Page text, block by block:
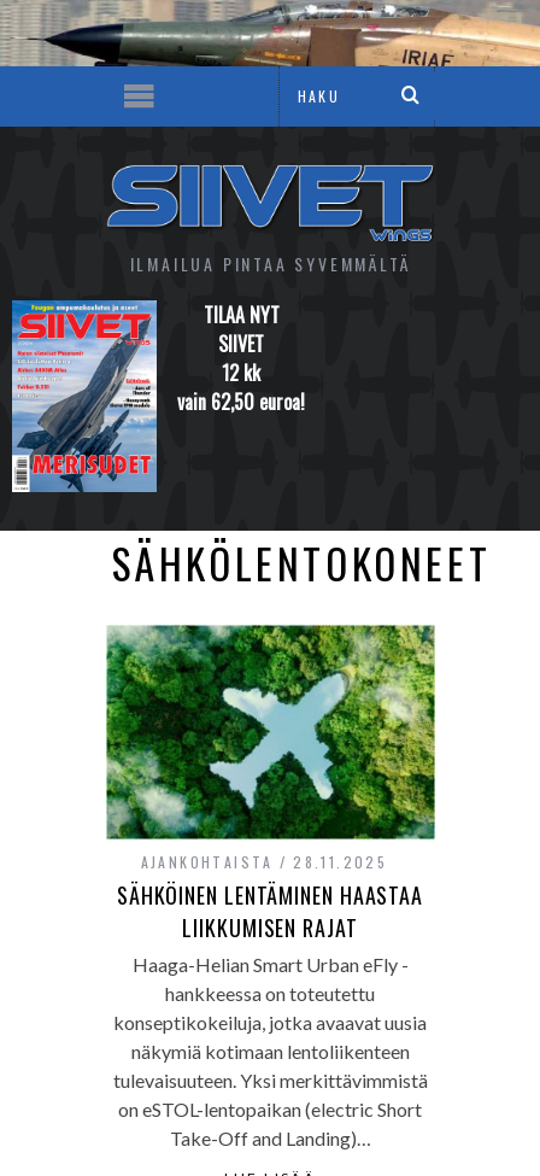
ILMAILUA PINTAA SYVEMMÄLTÄ
TILAA NYT
SIIVET
12 kk
vain 62,50 euroa!
SÄHKÖLENTOKONEET
AJANKOHTAISTA 28.11.2025
SÄHKÖINEN LENTÄMINEN HAASTAA
LIIKKUMISEN RAJAT
Haaga-Helian Smart Urban eFly -
hankkeessa on toteutettu
konseptikokeiluja, jotka avaavat uusia
näkymiä kotimaan lentoliikenteen
tulevaisuuteen. Yksi merkittävimmistä
on eSTOL-lentopaikan (electric Short
Take-Off and Landing)…